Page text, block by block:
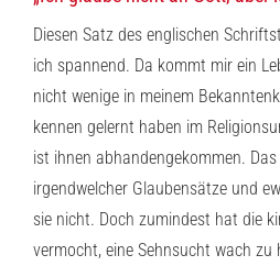
Diesen Satz des englischen
ich spannend. Da kommt mir ein
nicht wenige in meinem
kennen gelernt haben im
ist ihnen abhandengekommen. Das
irgendwelcher Glaubensätze und
sie nicht. Doch zumindest hat die
vermocht, eine Sehnsucht wach zu